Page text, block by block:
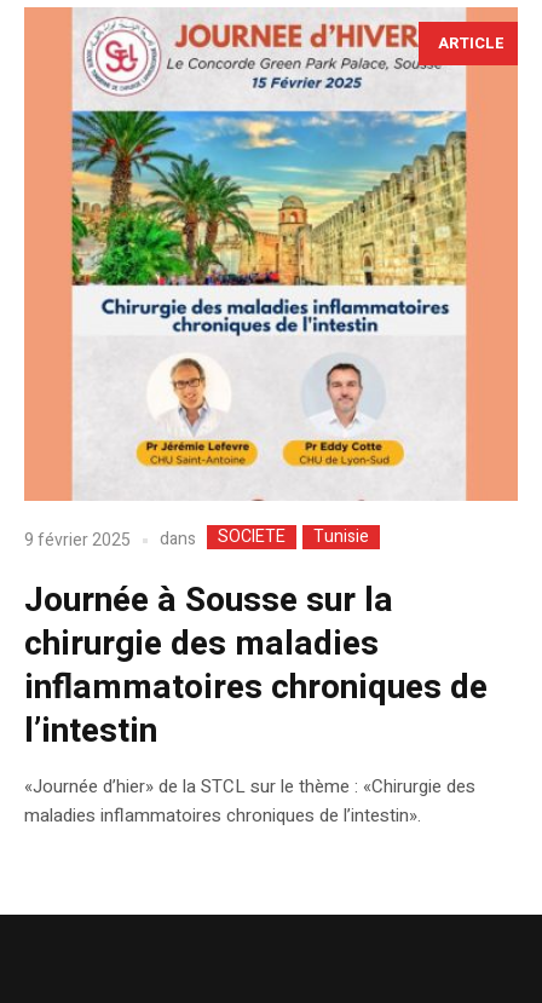
ARTICLE
9 février 2025 dans SOCIETE Tunisie
Journée à Sousse sur la
chirurgie des maladies
inflammatoires chroniques de
l’intestin
«Journée d’hier» de la STCL sur le thème : «Chirurgie des
maladies inflammatoires chroniques de l’intestin».